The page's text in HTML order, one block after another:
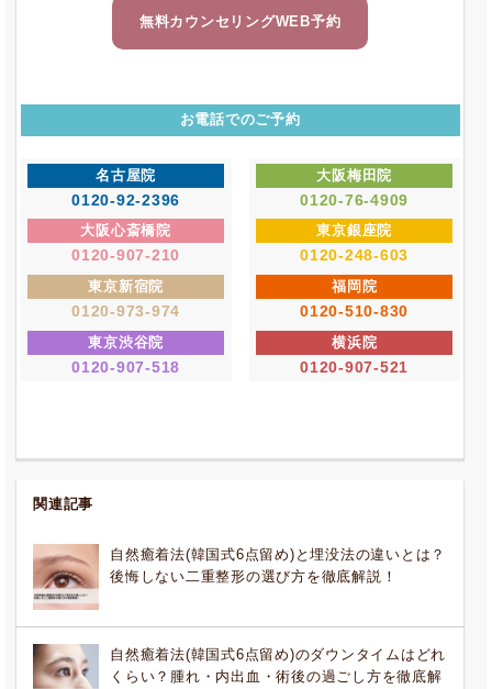
無料カウンセリングWEB予約
お電話でのご予約
名古屋院
0120-92-2396
大阪梅田院
0120-76-4909
大阪心斎橋院
0120-907-210
東京銀座院
0120-248-603
東京新宿院
0120-973-974
福岡院
0120-510-830
東京渋谷院
0120-907-518
横浜院
0120-907-521
関連記事
自然癒着法(韓国式6点留め)と埋没法の違いとは？
後悔しない二重整形の選び方を徹底解説！
自然癒着法(韓国式6点留め)のダウンタイムはどれ
くらい？腫れ・内出血・術後の過ごし方を徹底解